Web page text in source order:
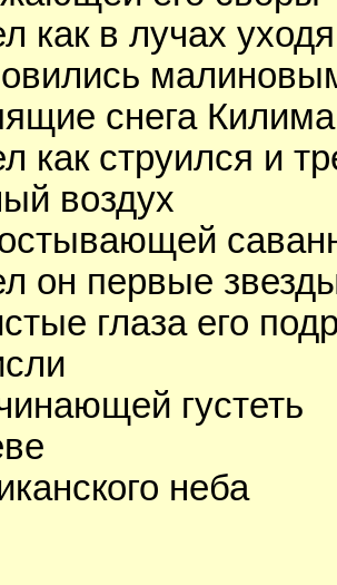
как в лучах
снега
как струился и
воздух
он первые
глаза его
густеть
неба